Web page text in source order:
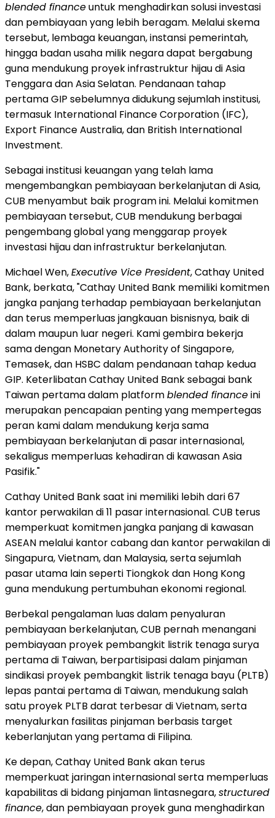
blended financeuntuk menghadirkan solusi investasi
dan pembiayaan yang lebih beragam. Melalui skema
tersebut, lembaga keuangan, instansi pemerintah,
hingga badan usaha milik negara dapat bergabung
guna mendukung proyek infrastruktur hijau di Asia
Tenggara dan Asia Selatan. Pendanaan tahap
pertama GIP sebelumnya didukung sejumlah institusi,
termasuk International Finance Corporation (IFC),
Export Finance Australia, dan British International
Investment.
Sebagai institusi keuangan yang telah lama
mengembangkan pembiayaan berkelanjutan di Asia,
CUB menyambut baik program ini. Melalui komitmen
pembiayaan tersebut, CUB mendukung berbagai
pengembang global yang menggarap proyek
investasi hijau dan infrastruktur berkelanjutan.
Michael Wen,Executive Vice President, Cathay United
Bank, berkata, "Cathay United Bank memiliki komitmen
jangka panjang terhadap pembiayaan berkelanjutan
dan terus memperluas jangkauan bisnisnya, baik di
dalam maupun luar negeri. Kami gembira bekerja
sama dengan Monetary Authority of Singapore,
Temasek, dan HSBC dalam pendanaan tahap kedua
GIP. Keterlibatan Cathay United Bank sebagai bank
Taiwan pertama dalam platformblended financeini
merupakan pencapaian penting yang mempertegas
peran kami dalam mendukung kerja sama
pembiayaan berkelanjutan di pasar internasional,
sekaligus memperluas kehadiran di kawasan Asia
Pasifik."
Cathay United Bank saat ini memiliki lebih dari 67
kantor perwakilan di 11 pasar internasional. CUB terus
memperkuat komitmen jangka panjang di kawasan
ASEAN melalui kantor cabang dan kantor perwakilan di
Singapura, Vietnam, dan Malaysia, serta sejumlah
pasar utama lain seperti Tiongkok dan Hong Kong
guna mendukung pertumbuhan ekonomi regional.
Berbekal pengalaman luas dalam penyaluran
pembiayaan berkelanjutan, CUB pernah menangani
pembiayaan proyek pembangkit listrik tenaga surya
pertama di Taiwan, berpartisipasi dalam pinjaman
sindikasi proyek pembangkit listrik tenaga bayu (PLTB)
lepas pantai pertama di Taiwan, mendukung salah
satu proyek PLTB darat terbesar di Vietnam, serta
menyalurkan fasilitas pinjaman berbasis target
keberlanjutan yang pertama di Filipina.
Ke depan, Cathay United Bank akan terus
memperkuat jaringan internasional serta memperluas
kapabilitas di bidang pinjaman lintasnegara,structured
finance, dan pembiayaan proyek guna menghadirkan